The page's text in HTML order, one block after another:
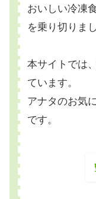
おいしい冷凍
を乗り切りま
本サイトでは
ています。
アナタのお気
です。